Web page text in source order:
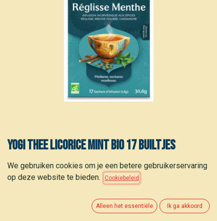
Yogi thee Licorice mint bio 17 builtjes
3,15€ (0,19€ /builtje)
We gebruiken cookies om je een betere gebruikerservaring
op deze website te bieden.
Cookiebeleid
Alleen het essentiële Ik ga akkoord